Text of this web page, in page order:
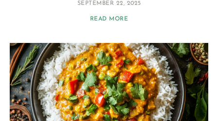
SEPTEMBER 22, 2025
READ MORE